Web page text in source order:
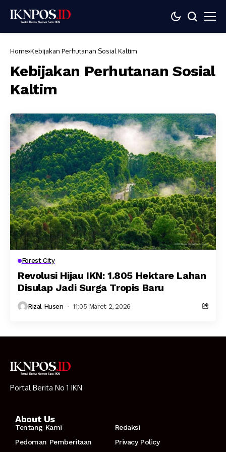
Home Kebijakan Perhutanan Sosial Kaltim
Kebijakan Perhutanan Sosial
Kaltim
Forest City
Revolusi Hijau IKN: 1.805 Hektare Lahan
Disulap Jadi Surga Tropis Baru
Rizal Husen 11:05 Maret 2, 2026
Portal Berita No 1 IKN
About Us
Tentang Kami
Redaksi
Pedoman Pemberitaan
Privacy Policy